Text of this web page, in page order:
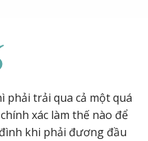
phải trải qua cả một quá
xác làm thế nào để
khi phải đương đầu